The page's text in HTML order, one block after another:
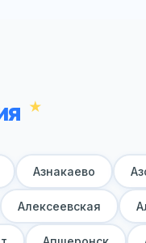
Азнакаево
Алексеевская